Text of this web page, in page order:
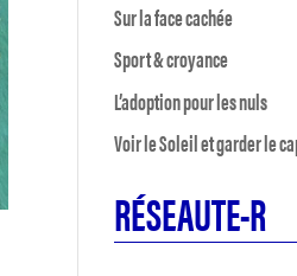
Sur la face cachée
Sport & croyance
L’adoption pour les nuls
Voir le Soleil et garder le
RÉSEAUTE-R